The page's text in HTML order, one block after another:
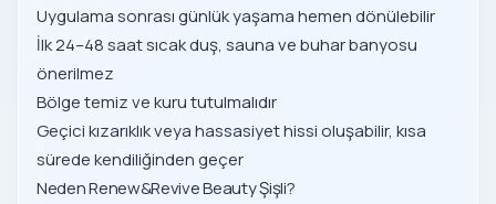
Uygulama sonrası günlük yaşama hemen dönülebilir
İlk 24–48 saat sıcak duş, sauna ve buhar banyosu
önerilmez
Bölge temiz ve kuru tutulmalıdır
Geçici kızarıklık veya hassasiyet hissi oluşabilir, kısa
sürede kendiliğinden geçer
Neden Renew&Revive Beauty Şişli?